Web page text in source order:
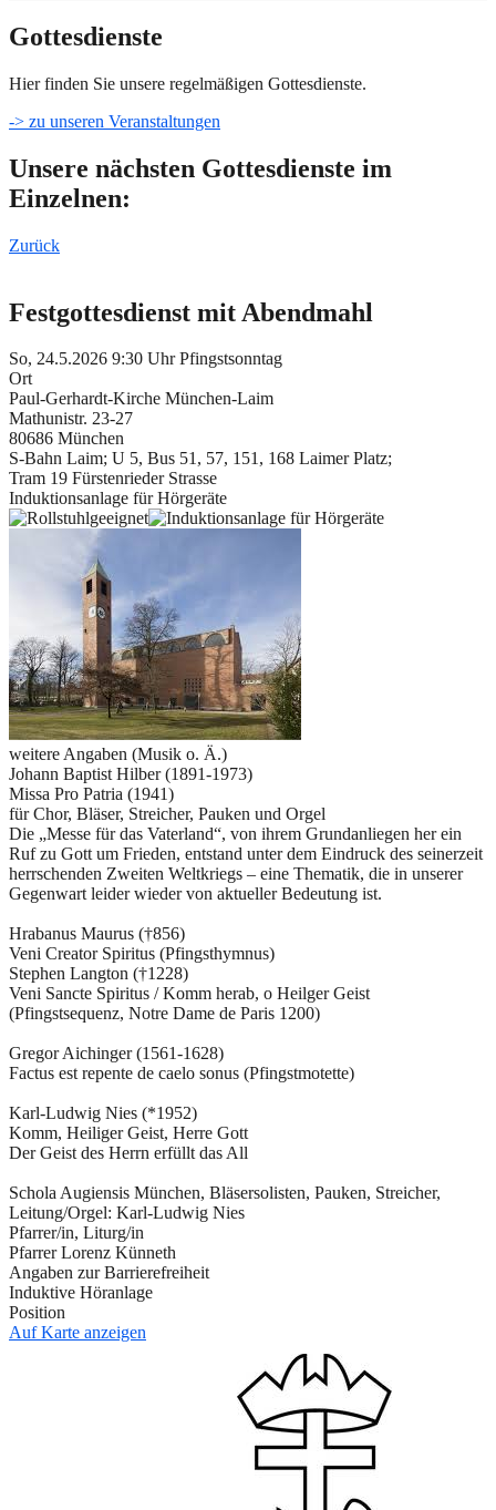
Gottesdienste
Hier finden Sie unsere regelmäßigen Gottesdienste.
-> zu unseren Veranstaltungen
Unsere nächsten Gottesdienste im
Einzelnen:
Zurück
Festgottesdienst mit Abendmahl
So, 24.5.2026 9:30 UhrPfingstsonntag
Ort
Paul-Gerhardt-Kirche München-Laim
Mathunistr. 23-27
80686 München
S-Bahn Laim; U 5, Bus 51, 57, 151, 168 Laimer Platz;
Tram 19 Fürstenrieder Strasse
Induktionsanlage für Hörgeräte
weitere Angaben (Musik o. Ä.)
Johann Baptist Hilber (1891-1973)
Missa Pro Patria (1941)
für Chor, Bläser, Streicher, Pauken und Orgel
Die „Messe für das Vaterland“, von ihrem Grundanliegen her ein
Ruf zu Gott um Frieden, entstand unter dem Eindruck des seinerzeit
herrschenden Zweiten Weltkriegs – eine Thematik, die in unserer
Gegenwart leider wieder von aktueller Bedeutung ist.
Hrabanus Maurus (†856)
Veni Creator Spiritus (Pfingsthymnus)
Stephen Langton (†1228)
Veni Sancte Spiritus / Komm herab, o Heilger Geist
(Pfingstsequenz, Notre Dame de Paris 1200)
Gregor Aichinger (1561-1628)
Factus est repente de caelo sonus (Pfingstmotette)
Karl-Ludwig Nies (*1952)
Komm, Heiliger Geist, Herre Gott
Der Geist des Herrn erfüllt das All
Schola Augiensis München, Bläsersolisten, Pauken, Streicher,
Leitung/Orgel: Karl-Ludwig Nies
Pfarrer/in, Liturg/in
Pfarrer Lorenz Künneth
Angaben zur Barrierefreiheit
Induktive Höranlage
Position
Auf Karte anzeigen